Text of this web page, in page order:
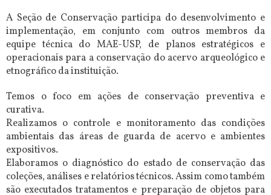
A Seção de Conservação participa do desenvolvimento e
implementação, em conjunto com outros membros da
equipe técnica do MAE-USP, de planos estratégicos e
operacionais para a conservação do acervo arqueológico e
etnográfico da instituição.
Temos o foco em ações de conservação preventiva e
curativa.
Realizamos o controle e monitoramento das condições
ambientais das áreas de guarda de acervo e ambientes
expositivos.
Elaboramos o diagnóstico do estado de conservação das
coleções, análises e relatórios técnicos. Assim como também
são executados tratamentos e preparação de objetos para